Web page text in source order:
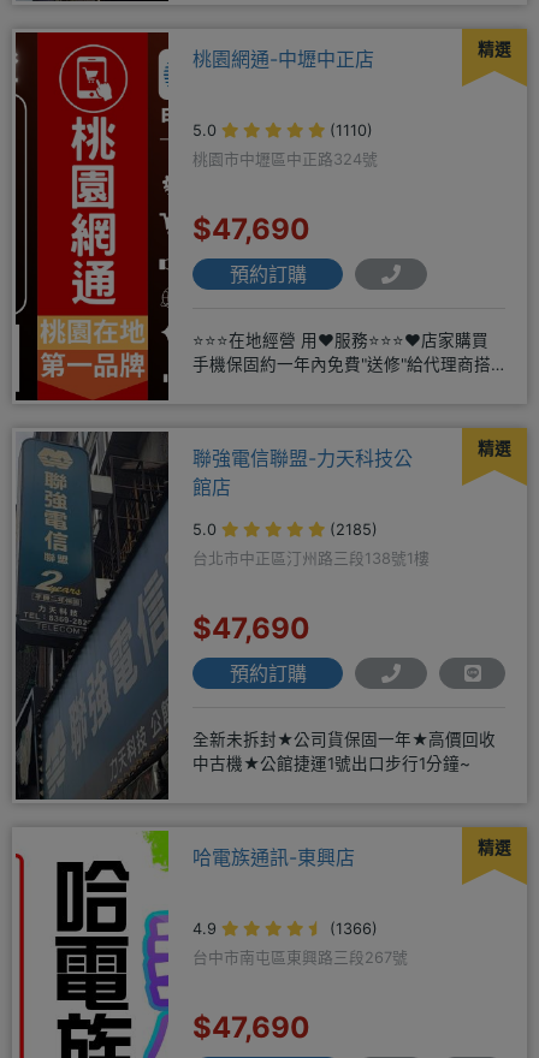
精選
桃園網通-中壢中正店
5.0
(1110)
桃園市中壢區中正路324號
$47,690
預約訂購
⭐⭐⭐在地經營 用❤️服務⭐⭐⭐❤️店家購買
手機保固約一年內免費"送修"給代理商搭
精選
聯強電信聯盟-力天科技公
館店
5.0
(2185)
台北市中正區汀州路三段138號1樓
$47,690
預約訂購
全新未拆封★公司貨保固一年★高價回收
中古機★公館捷運1號出口步行1分鐘~
精選
哈電族通訊-東興店
4.9
(1366)
台中市南屯區東興路三段267號
$47,690